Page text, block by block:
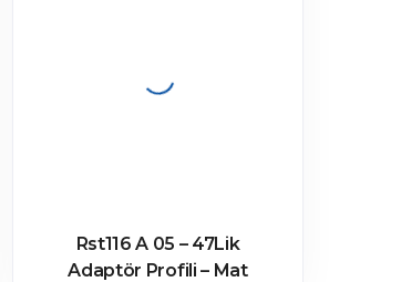
Rst116 A 05 – 47Lik
Adaptör Profili – Mat